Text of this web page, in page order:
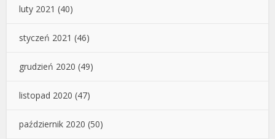
luty 2021 (40)
styczeń 2021 (46)
grudzień 2020 (49)
listopad 2020 (47)
październik 2020 (50)